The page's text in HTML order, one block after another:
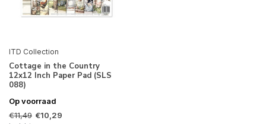
ITD Collection
Cottage in the Country
12x12 Inch Paper Pad (SLS
088)
Op voorraad
€11,49 €10,29